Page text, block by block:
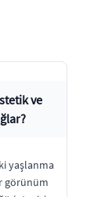
ve
yaşlanma
görünüm